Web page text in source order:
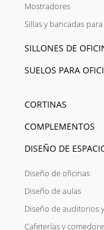
Mostradores
Sillas y bancadas
SILLONES DE
SUELOS PARA
CORTINAS
COMPLEMENTOS
DISEÑO DE
Diseño de oficinas
Diseño de aulas
Diseño de auditorios
Cafeterías y